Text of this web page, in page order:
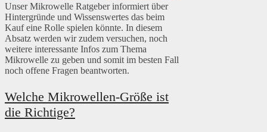
Unser Mikrowelle Ratgeber informiert über
Hintergründe und Wissenswertes das beim
Kauf eine Rolle spielen könnte. In diesem
Absatz werden wir zudem versuchen, noch
weitere interessante Infos zum Thema
Mikrowelle zu geben und somit im besten Fall
noch offene Fragen beantworten.
Welche Mikrowellen-Größe ist
die Richtige?